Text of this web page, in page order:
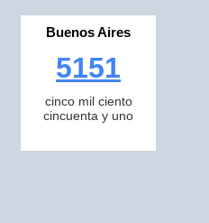
Buenos Aires
5151
cinco mil ciento
cincuenta y uno